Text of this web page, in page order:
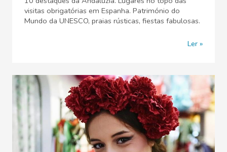
visitas obrigatórias em Espanha. Património do
Mundo da UNESCO, praias rústicas, fiestas fabulosas.
Ler